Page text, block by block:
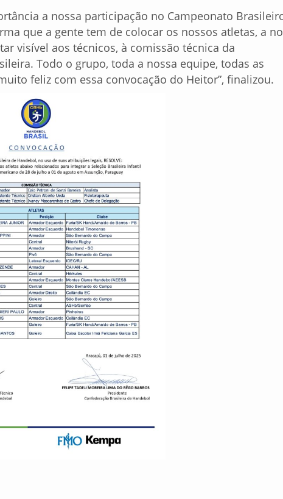
a nossa participação no Campeonato
que a gente tem de colocar os nossos atletas, a
visível aos técnicos, à comissão técnica da
Todo o grupo, toda a nossa equipe, todas as
feliz com essa convocação do Heitor”, finalizou.